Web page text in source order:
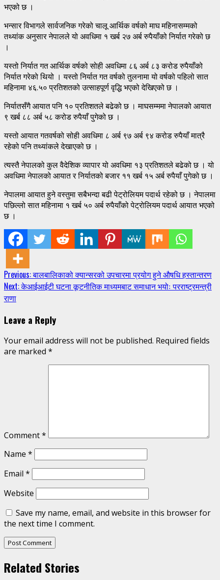
भएको छ ।
भन्सार विभागले सार्वजनिक गरेको चालू आर्थिक वर्षको माघ महिनासम्मको
तथ्यांक अनुसार नेपालले यो अवधिमा १ खर्ब २७ अर्ब रुपैयाँको निर्यात गरेको छ
।
यस्तो निर्यात गत आर्थिक वर्षको सोही अवधिमा ८६ अर्ब ८३ करोड रुपैयाँको
निर्यात गरेको थियो । यस्तो निर्यात गत वर्षको तुलनामा यो वर्षको पहिलो सात
महिनामा ४६.५० प्रतिशतको उत्साहपूर्ण वृद्धि भएको देखिएको छ ।
निर्यातसँगै आयात पनि १० प्रतिशतले बढेको छ । माघसम्ममा नेपालको आयात
९ खर्ब ८८ अर्ब ५८ करोड रुपैयाँ पुगेको छ ।
यस्तो आयात गतवर्षको सोही अवधिमा ८ अर्ब ९७ अर्ब ९४ करोड रुपैयाँ मात्रै
रहेको पनि तथ्यांकले देखाएको छ ।
त्यस्तै नेपालको कुल वैदेशिक व्यापार यो अवधिमा १३ प्रतिशतले बढेको छ । यो
अवधिमा नेपालको आयात र निर्यातको बजार ११ खर्ब १५ अर्ब रुपैयाँ पुगेको छ ।
नेपालमा आयात हुने वस्तुमा सबैभन्दा बढी पेट्रोलियम पदार्थ रहेको छ । नेपालमा
पछिल्लो सात महिनामा १ खर्ब ५० अर्ब रुपैयाँको पेट्रोलियम पदार्थ आयात भएको
छ ।
Continue
Reading
Previous:बालबालिकाको क्यान्सरको उपचारमा प्रयोग हुने औषधि हस्तान्तरण
Next:केआईआईटी घटना कूटनीतिक माध्यमबाट समाधान भयोः परराष्ट्रमन्त्री
राणा
Leave a Reply
Your email address will not be published. Required fields
are marked *
Comment*
Name *
Email *
Website
Save my name, email, and website in this browser for
the next time I comment.
Related Stories